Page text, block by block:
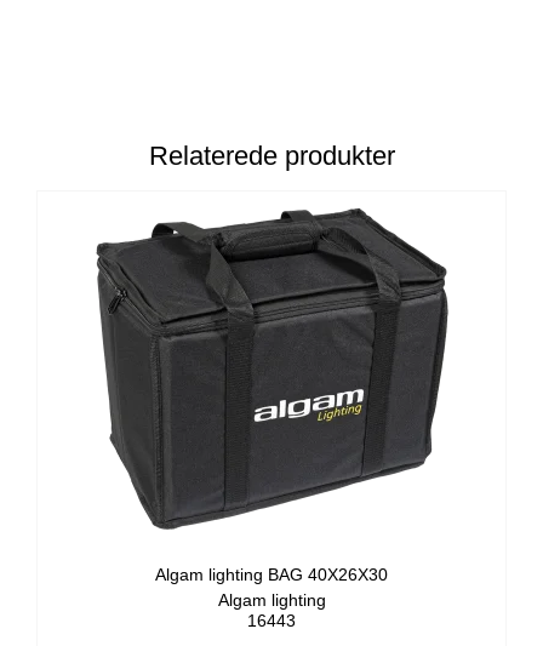
Relaterede produkter
Algam lighting BAG 40X26X30
Algam lighting
16443